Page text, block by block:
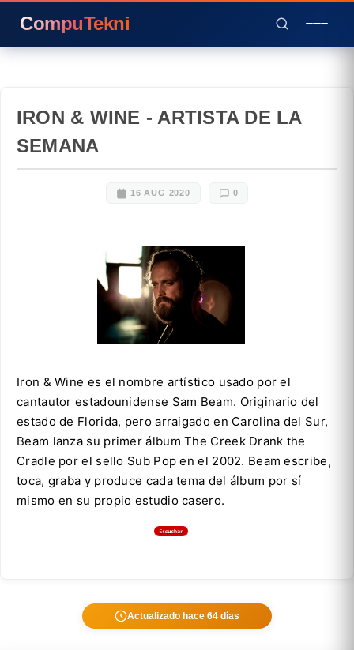
CompuTekni
IRON & WINE - ARTISTA DE LA
SEMANA
16 AUG 2020 0
Iron & Wine es el nombre artístico usado por el
cantautor estadounidense Sam Beam. Originario del
estado de Florida, pero arraigado en Carolina del Sur,
Beam lanza su primer álbum The Creek Drank the
Cradle por el sello Sub Pop en el 2002. Beam escribe,
toca, graba y produce cada tema del álbum por sí
mismo en su propio estudio casero.
Actualizado hace 64 días